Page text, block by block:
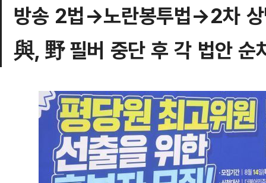
방송 2법→노란봉투법→2차 상
與, 野 필버 중단 후 각 법안 순